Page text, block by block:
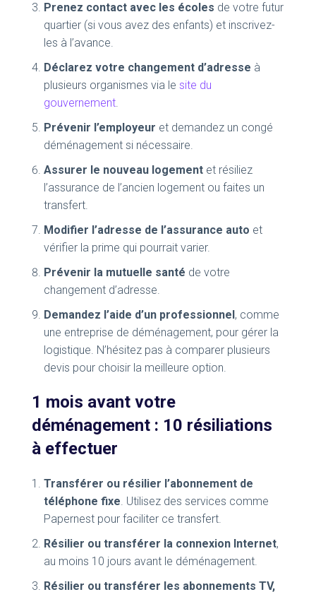
Prenez contact avec les écoles de votre futur
quartier (si vous avez des enfants) et inscrivez-
les à l’avance.
Déclarez votre changement d’adresse à
plusieurs organismes via le site du
gouvernement.
Prévenir l’employeur et demandez un congé
déménagement si nécessaire.
Assurer le nouveau logement et résiliez
l’assurance de l’ancien logement ou faites un
transfert.
Modifier l’adresse de l’assurance auto et
vérifier la prime qui pourrait varier.
Prévenir la mutuelle santé de votre
changement d’adresse.
Demandez l’aide d’un professionnel , comme
une entreprise de déménagement, pour gérer la
logistique. N’hésitez pas à comparer plusieurs
devis pour choisir la meilleure option.
1 mois avant votre
déménagement : 10 résiliations
à effectuer
Transférer ou résilier l’abonnement de
téléphone fixe. Utilisez des services comme
Papernest pour faciliter ce transfert.
Résilier ou transférer la connexion Internet,
au moins 10 jours avant le déménagement.
Résilier ou transférer les abonnements TV,